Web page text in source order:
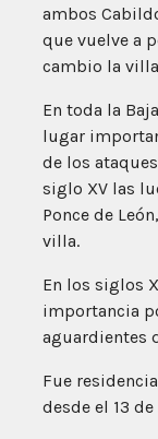
ambos
que vuelve a
cambio la
En toda la
lugar
de los
siglo XV las
Ponce de
villa.
En los siglos
importancia
aguardientes
Fue
desde el 13